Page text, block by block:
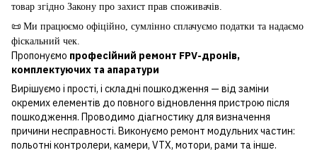
товар згідно Закону про захист прав споживачів.
📜 Ми працюємо офіційно, сумлінно сплачуємо податки та надаємо
фіскальний чек.
Пропонуємо професійний ремонт FPV-дронів,
комплектуючих та апаратури
Вирішуємо і прості, і складні пошкодження — від заміни
окремих елементів до повного відновлення пристрою після
пошкодження. Проводимо діагностику для визначення
причини несправності. Виконуємо ремонт модульних частин:
польотні контролери, камери, VTX, мотори, рами та інше.